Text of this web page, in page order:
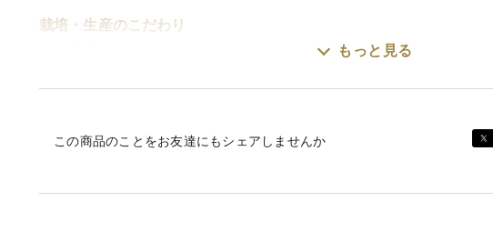
栽培・生産のこだわり
京丹波地方 黒豆枝豆
丹波の黒豆
もっと見る
この商品のことをお友達にもシェアしませんか